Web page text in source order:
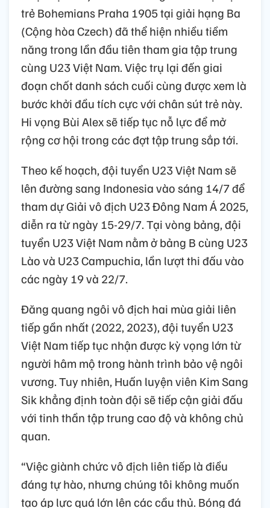
trẻ Bohemians Praha 1905 tại giải hạng Ba
(Cộng hòa Czech) đã thể hiện nhiều tiềm
năng trong lần đầu tiên tham gia tập trung
cùng U23 Việt Nam. Việc trụ lại đến giai
đoạn chốt danh sách cuối cùng được xem là
bước khởi đầu tích cực với chân sút trẻ này.
Hi vọng Bùi Alex sẽ tiếp tục nỗ lực để mở
rộng cơ hội trong các đợt tập trung sắp tới.
Theo kế hoạch, đội tuyển U23 Việt Nam sẽ
lên đường sang Indonesia vào sáng 14/7 để
tham dự Giải vô địch U23 Đông Nam Á 2025,
diễn ra từ ngày 15-29/7. Tại vòng bảng, đội
tuyển U23 Việt Nam nằm ở bảng B cùng U23
Lào và U23 Campuchia, lần lượt thi đấu vào
các ngày 19 và 22/7.
Đăng quang ngôi vô địch hai mùa giải liên
tiếp gần nhất (2022, 2023), đội tuyển U23
Việt Nam tiếp tục nhận được kỳ vọng lớn từ
người hâm mộ trong hành trình bảo vệ ngôi
vương. Tuy nhiên, Huấn luyện viên Kim Sang
Sik khẳng định toàn đội sẽ tiếp cận giải đấu
với tinh thần tập trung cao độ và không chủ
quan.
“Việc giành chức vô địch liên tiếp là điều
đáng tự hào, nhưng chúng tôi không muốn
tạo áp lực quá lớn lên các cầu thủ. Bóng đá